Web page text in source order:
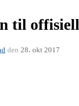
til
den 28. okt 2017